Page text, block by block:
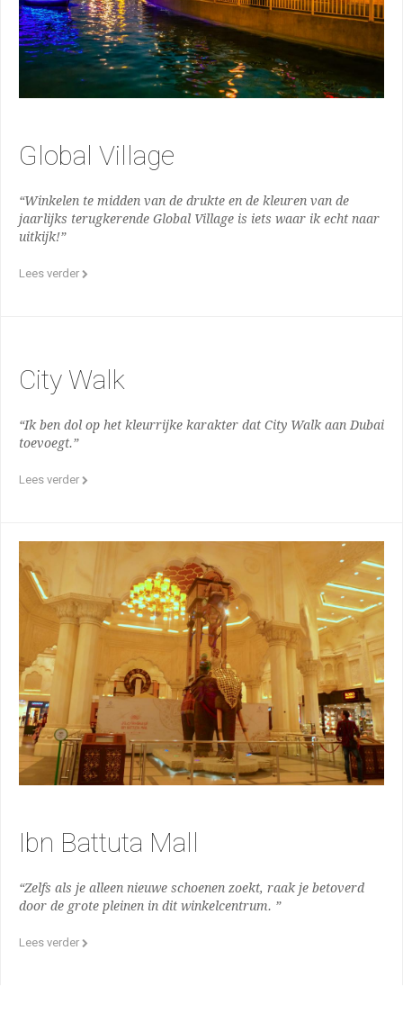
Global Village
“Winkelen te midden van de drukte en de kleuren van de
jaarlijks terugkerende Global Village is iets waar ik echt naar
uitkijk!”
Lees verder
City Walk
“Ik ben dol op het kleurrijke karakter dat City Walk aan Dubai
toevoegt.”
Lees verder
Ibn Battuta Mall
“Zelfs als je alleen nieuwe schoenen zoekt, raak je betoverd
door de grote pleinen in dit winkelcentrum. ”
Lees verder